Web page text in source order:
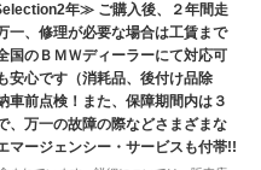
年≫ ご購入後、２年間走
一、修理が必要な場合は工賃まで
国のＢＭＷディーラーにて対応可
安心です（消耗品、後付け品除
車前点検！また、保障期間内は３
、万一の故障の際などさまざまな
マージェンシー・サービスも付帯!!